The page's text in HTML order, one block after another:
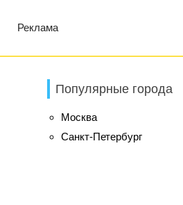
Реклама
Популярные города
Москва
Санкт-Петербург